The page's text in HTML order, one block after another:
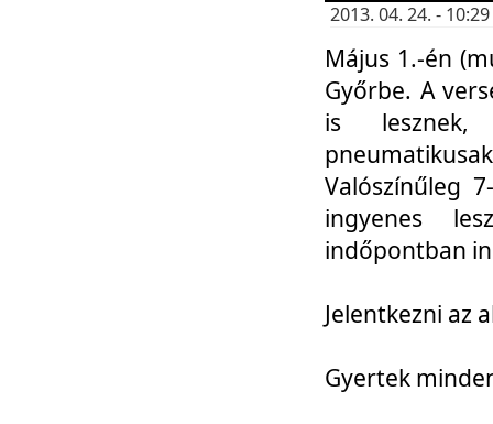
2013. 04. 24. -
Május 1.-én
Győrbe. A
is lesznek,
Valószínűleg
ingyenes
indőpontban
Jelentkezni az
Gyertek